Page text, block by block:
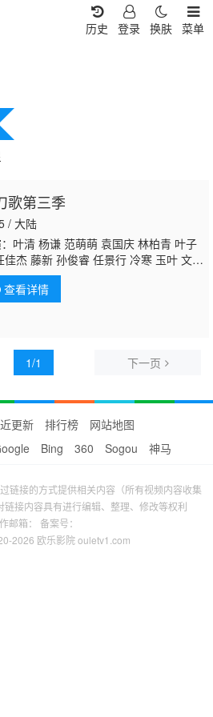
菜单
换肤
登录
历史
歌第三季
/ 大陆
叶清 杨谦 范萌萌 袁国庆 林柏青 叶子
佳杰 藤新 孙俊睿 任景行 冷寒 玉叶 文昊
浩 张家辉 臧聪聪 陶宇 万懿兴 相裕泉 孙
尉俊仁 王珏 沈双迪 叶奕彤 华辰瑾 卢
以勒 张健豪 张倩 仵悦彤 仵悦轩 钱可
查看详情
1/1 下一页
更新 排行榜
网站地图
Bing 360 Sogou 神马
链接的方式提供相关内容（所有视频内容收集
接内容具有进行编辑、整理、修改等权利
邮箱： 备案号：
2026 欧乐影院 ouletv1.com